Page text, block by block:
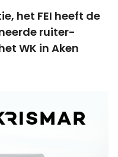
het FEI heeft de
ruiter-
WK in Aken